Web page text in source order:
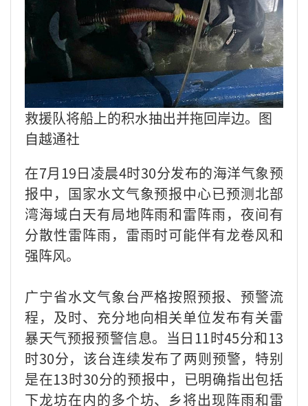
救援队将船上的积水抽出并拖回岸边。图
自越通社
在7月19日凌晨4时30分发布的海洋气象预
报中，国家水文气象预报中心已预测北部
湾海域白天有局地阵雨和雷阵雨，夜间有
分散性雷阵雨，雷雨时可能伴有龙卷风和
强阵风。
广宁省水文气象台严格按照预报、预警流
程，及时、充分地向相关单位发布有关雷
暴天气预报预警信息。当日11时45分和13
时30分，该台连续发布了两则预警，特别
是在13时30分的预报中，已明确指出包括
下龙坊在内的多个坊、乡将出现阵雨和雷